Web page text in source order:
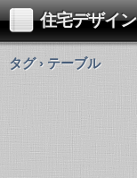
住宅デザイン
タグ › テーブル